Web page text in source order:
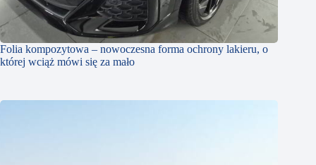
Folia kompozytowa – nowoczesna forma ochrony lakieru, o
której wciąż mówi się za mało